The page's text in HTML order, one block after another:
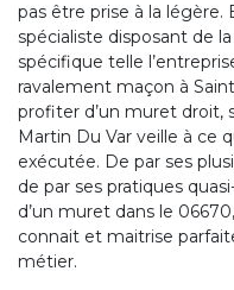
pas être prise à la
spécialiste disposant de
spécifique telle
ravalement maçon à
profiter d’un muret droit,
Martin Du Var veille à ce
exécutée. De par ses
de par ses pratiques
d’un muret dans le
connait et maitrise
métier.